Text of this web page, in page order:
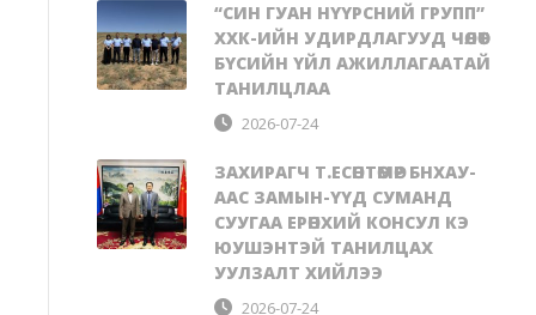
“СИН ГУАН НҮҮРСНИЙ ГРУПП”
ХХК-ИЙН УДИРДЛАГУУД ЧӨЛӨӨТ
БҮСИЙН ҮЙЛ АЖИЛЛАГААТАЙ
ТАНИЛЦЛАА
2026-07-24
ЗАХИРАГЧ Т.ЕСӨНТӨМӨР БНХАУ-
ААС ЗАМЫН-ҮҮД СУМАНД
СУУГАА ЕРӨНХИЙ КОНСУЛ КЭ
ЮУШЭНТЭЙ ТАНИЛЦАХ
УУЛЗАЛТ ХИЙЛЭЭ
2026-07-24